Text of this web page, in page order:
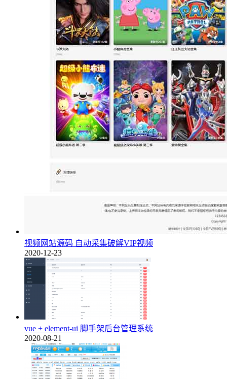
视频网站源码 自动采集破解VIP视频
2020-12-23
vue + element-ui 脚手架后台管理系统
2020-08-21